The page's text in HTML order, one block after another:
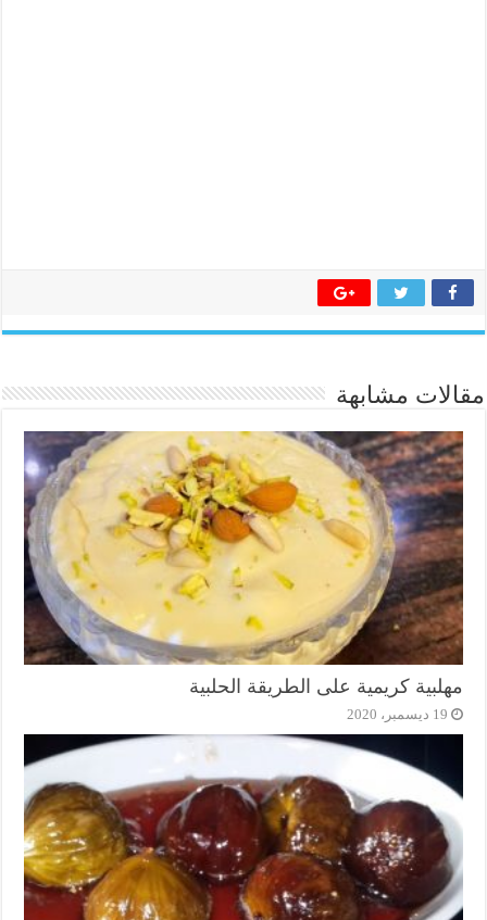
مقالات مشابهة
مهلبية كريمية على الطريقة الحلبية
19 ديسمبر، 2020